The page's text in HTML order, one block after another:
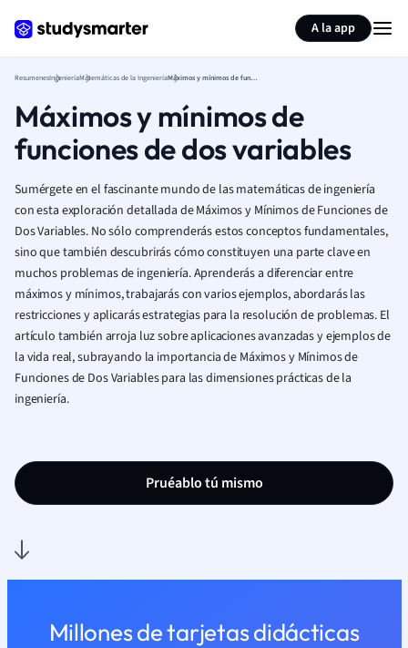
A la app
ResumenesIngenieríaMatemáticas de la Ingeniería Máximos y mínimos de funciones de dos variables
Máximos y mínimos de
funciones de dos variables
Sumérgete en el fascinante mundo de las matemáticas de ingeniería
con esta exploración detallada de Máximos y Mínimos de Funciones de
Dos Variables. No sólo comprenderás estos conceptos fundamentales,
sino que también descubrirás cómo constituyen una parte clave en
muchos problemas de ingeniería. Aprenderás a diferenciar entre
máximos y mínimos, trabajarás con varios ejemplos, abordarás las
restricciones y aplicarás estrategias para la resolución de problemas. El
artículo también arroja luz sobre aplicaciones avanzadas y ejemplos de
la vida real, subrayando la importancia de Máximos y Mínimos de
Funciones de Dos Variables para las dimensiones prácticas de la
ingeniería.
Pruéablo tú mismo
Millones de tarjetas didácticas
Resumir página